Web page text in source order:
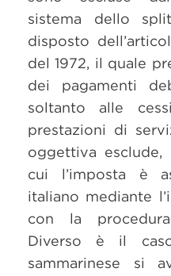
sistema dello
disposto
del 1972, il quale
dei pagamenti
soltanto alle
prestazioni di
oggettiva
cui l’imposta è
italiano mediante
con la
Diverso è il
sammarinese si